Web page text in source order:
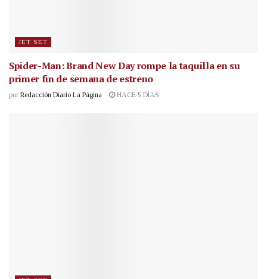
JET SET
Spider-Man: Brand New Day rompe la taquilla en su
primer fin de semana de estreno
por Redacción Diario La Página HACE 5 DÍAS